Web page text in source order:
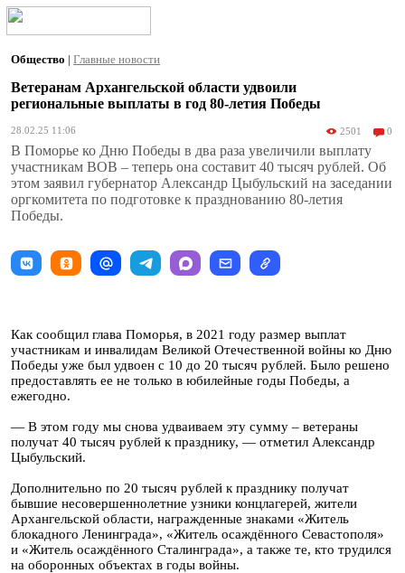
Общество | Главные новости
Ветеранам Архангельской области удвоили
региональные выплаты в год 80-летия Победы
28.02.25 11:06 2501 0
В Поморье ко Дню Победы в два раза увеличили выплату
участникам ВОВ – теперь она составит 40 тысяч рублей. Об
этом заявил губернатор Александр Цыбульский на заседании
оргкомитета по подготовке к празднованию 80-летия
Победы.
Как сообщил глава Поморья, в 2021 году размер выплат
участникам и инвалидам Великой Отечественной войны ко Дню
Победы уже был удвоен с 10 до 20 тысяч рублей. Было решено
предоставлять ее не только в юбилейные годы Победы, а
ежегодно.
— В этом году мы снова удваиваем эту сумму – ветераны
получат 40 тысяч рублей к празднику, — отметил Александр
Цыбульский.
Дополнительно по 20 тысяч рублей к празднику получат
бывшие несовершеннолетние узники концлагерей, жители
Архангельской области, награжденные знаками «Житель
блокадного Ленинграда», «Житель осаждённого Севастополя»
и «Житель осаждённого Сталинграда», а также те, кто трудился
на оборонных объектах в годы войны.